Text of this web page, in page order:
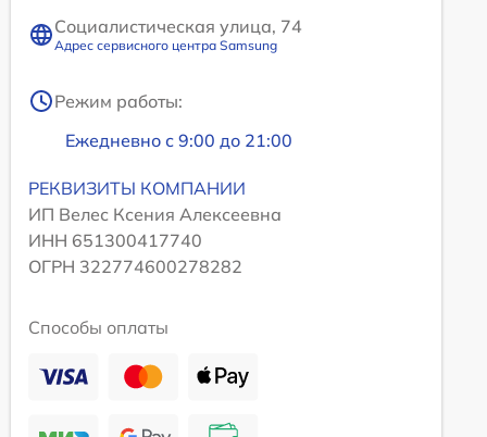
Социалистическая улица, 74
Адрес сервисного центра Samsung
Режим работы:
Ежедневно с 9:00 до 21:00
РЕКВИЗИТЫ КОМПАНИИ
ИП Велес Ксения Алексеевна
ИНН 651300417740
ОГРН 322774600278282
Способы оплаты